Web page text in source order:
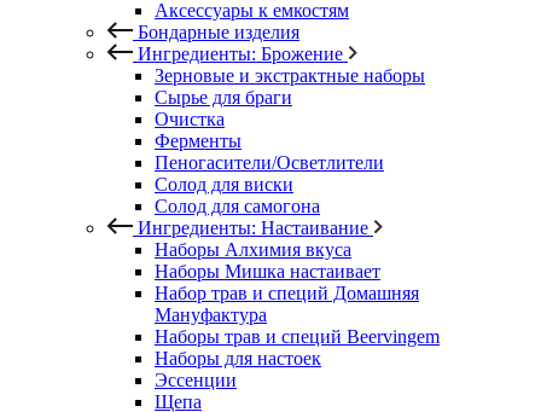
Аксессуары к емкостям
Бондарные изделия
Ингредиенты: Брожение
Зерновые и экстрактные наборы
Сырье для браги
Очистка
Ферменты
Пеногасители/Осветлители
Солод для виски
Солод для самогона
Ингредиенты: Настаивание
Наборы Алхимия вкуса
Наборы Мишка настаивает
Набор трав и специй Домашняя
Мануфактура
Наборы трав и специй Beervingem
Наборы для настоек
Эссенции
Щепа